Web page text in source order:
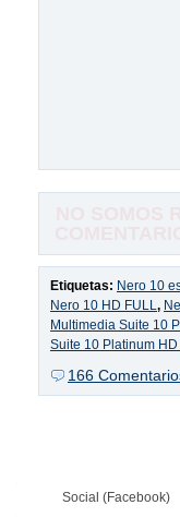
Etiquetas: Nero 10
Nero 10 HD FULL ,
Multimedia Suite 10
Suite 10 Platinum HD
166
Social (Facebook)